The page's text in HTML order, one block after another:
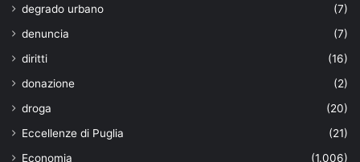
degrado urbano
(7)
denuncia
(7)
diritti
(16)
donazione
(2)
droga
(20)
Eccellenze di Puglia
(21)
Economia
(1.006)